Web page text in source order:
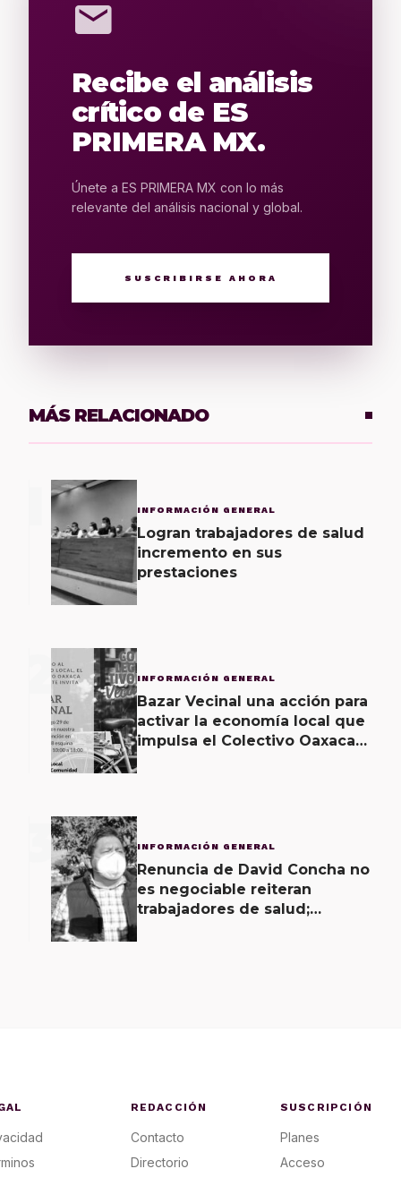
mail
Recibe el análisis
crítico de ES
PRIMERA MX.
Únete a ES PRIMERA MX con lo más
relevante del análisis nacional y global.
SUSCRIBIRSE AHORA
MÁS RELACIONADO
INFORMACIÓN GENERAL
Logran trabajadores de salud
incremento en sus
prestaciones
2 INFORMACIÓN GENERAL
Bazar Vecinal una acción para
activar la economía local que
impulsa el Colectivo Oaxaca
3 INFORMACIÓN GENERAL
Renuncia de David Concha no
es negociable reiteran
trabajadores de salud;
REDACCIÓN
Contacto
Directorio
SUSCRIPCIÓN
Planes
Acceso